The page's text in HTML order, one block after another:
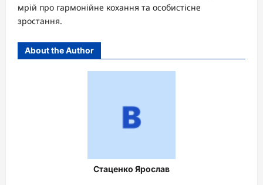
мрій про гармонійне кохання та особистісне
зростання.
About the Author
Стаценко Ярослав